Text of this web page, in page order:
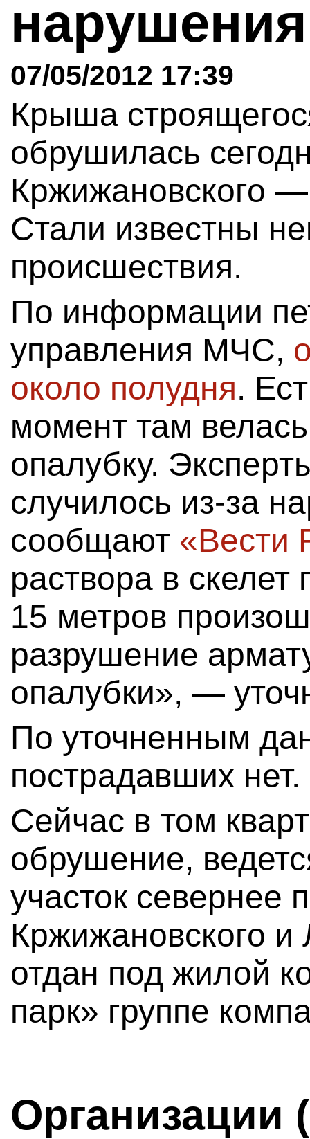
07/05/2012 17:39
Крыша
обрушилась
Кржижановского
Стали известны
происшествия.
По информации
управления МЧС,
около полудня.
момент там
опалубку.
случилось из-за
сообщают «Вести
раствора в
15 метров
разрушение
опалубки», —
По уточненным
пострадавших нет.
Сейчас в том
обрушение,
участок севернее
Кржижановского
отдан под жилой
парк» группе
Организации